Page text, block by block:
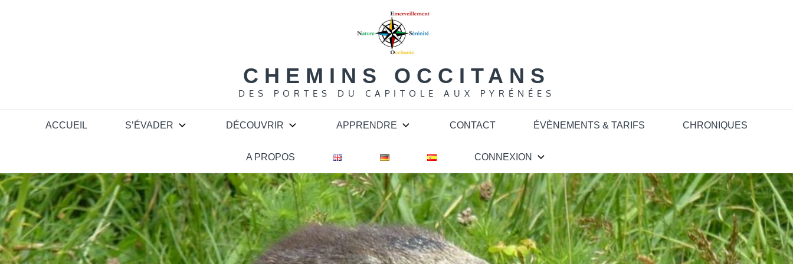
CHEMINS OCCITANS
DES PORTES DU CAPITOLE AUX PYRÉNÉES
ACCUEIL S’ÉVADER DÉCOUVRIR APPRENDRE CONTACT ÉVÈNEMENTS & TARIFS CHRONIQUES
A PROPOS CONNEXION